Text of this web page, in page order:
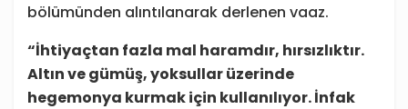
bölümünden alıntılanarak derlenen vaaz.
“İhtiyaçtan fazla mal haramdır, hırsızlıktır.
Altın ve gümüş, yoksullar üzerinde
hegemonya kurmak için kullanılıyor. İnfak